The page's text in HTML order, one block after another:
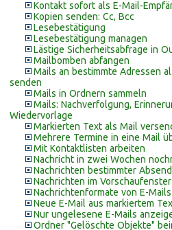
Kontakt sofort als E-Mail-
Kopien senden: Cc, Bcc
Lesebestätigung
Lesebestätigung managen
Lästige Sicherheitsabfrage in
Mailbomben abfangen
Mails an bestimmte Adressen
senden
Mails in Ordnern sammeln
Mails: Nachverfolgung,
Wiedervorlage
Markierten Text als Mail
Mehrere Termine in eine Mail
Mit Kontaktlisten arbeiten
Nachricht in zwei Wochen
Nachrichten bestimmter
Nachrichten im
Nachrichtenformate von E-Mails
Neue E-Mail aus markiertem
Nur ungelesene E-Mails
Ordner "Gelöschte Objekte"